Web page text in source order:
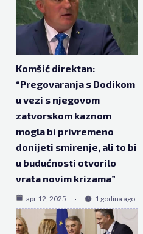
Komšić direktan:
“Pregovaranja s Dodikom
u vezi s njegovom
zatvorskom kaznom
mogla bi privremeno
donijeti smirenje, ali to bi
u budućnosti otvorilo
vrata novim krizama”
apr 12, 2025 1 godina ago